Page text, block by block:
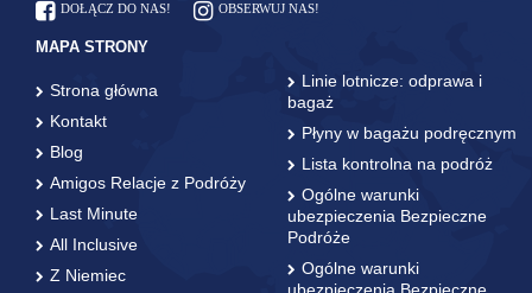
DOŁĄCZ DO NAS! OBSERWUJ NAS!
MAPA STRONY
Strona główna
Kontakt
Blog
Amigos Relacje z Podróży
Last Minute
All Inclusive
Z Niemiec
Linie lotnicze: odprawa i
bagaż
Płyny w bagażu podręcznym
Lista kontrolna na podróż
Ogólne warunki
ubezpieczenia Bezpieczne
Podróże
Ogólne warunki